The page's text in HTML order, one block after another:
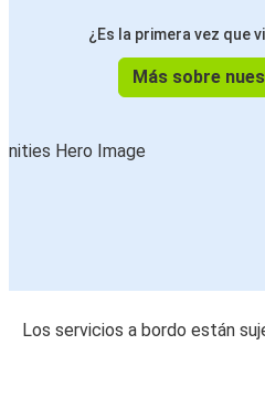
¿Es la primera vez que
Más sobre
Los servicios a bordo están